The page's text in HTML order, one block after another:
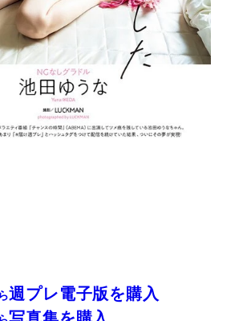
週プレ電子版を購入